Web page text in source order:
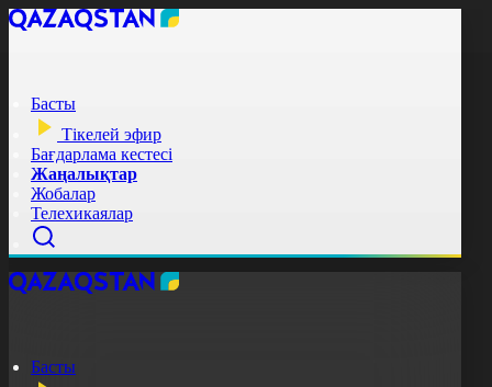
Басты
Тікелей эфир
Бағдарлама кестесі
Жаңалықтар
Жобалар
Телехикаялар
Басты